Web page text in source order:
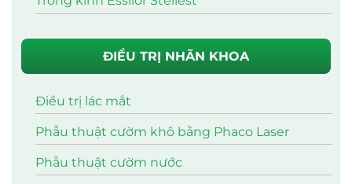
ĐIỀU TRỊ NHÃN KHOA
Điều trị lác mắt
Phẫu thuật cườm khô bằng Phaco Laser
Phẫu thuật cườm nước